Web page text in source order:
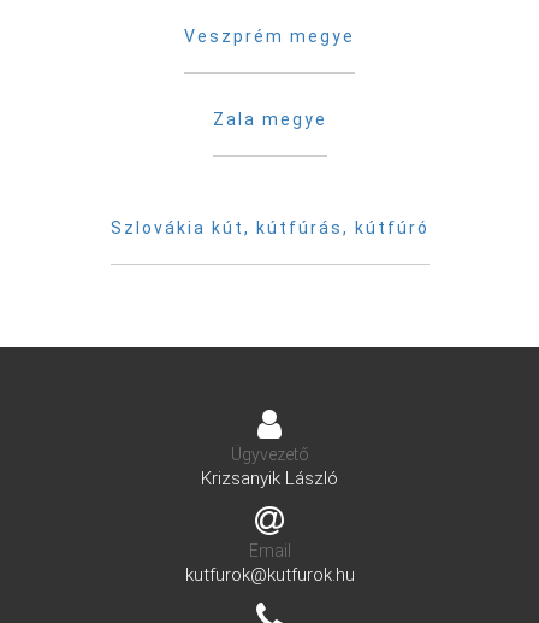
Veszprém megye
Zala megye
Szlovákia kút, kútfúrás, kútfúró
Ügyvezető
Krizsanyik László
Email
kutfurok@kutfurok.hu